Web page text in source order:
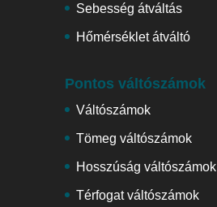
Sebesség átváltás
Hőmérséklet átváltó
Pontos váltószámok
Váltószámok
Tömeg váltószámok
Hosszúság váltószámok
Térfogat váltószámok